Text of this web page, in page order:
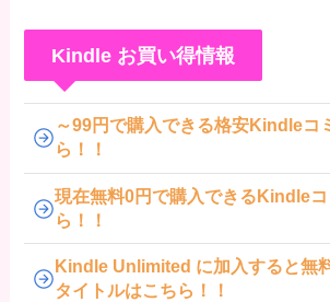
Kindle お買い得情報
～99円で購入できる格安Kindleコ
ら！！
現在無料0円で購入できるKindle
ら！！
Kindle Unlimited に加入すると無
タイトルはこちら！！